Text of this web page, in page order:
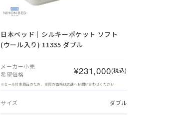
日本ベッド｜シルキーポケット ソフト
(ウール入り) 11335 ダブル
メーカー小売
希望価格
¥231,000(税込)
※セール対象商品のため、実際の価格は店舗へお問い合わせください
サイズ ダブル